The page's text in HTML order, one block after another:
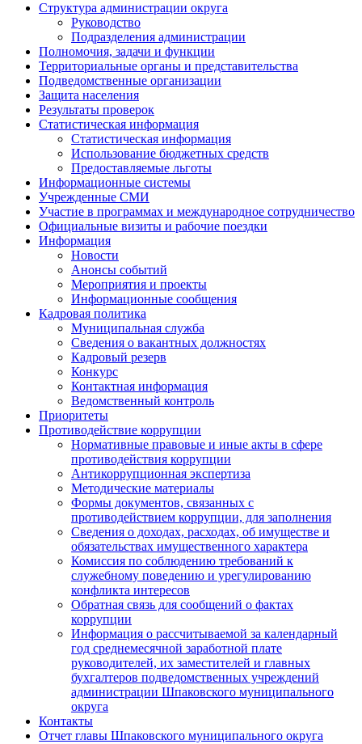
Структура администрации округа
Руководство
Подразделения администрации
Полномочия, задачи и функции
Территориальные органы и представительства
Подведомственные организации
Защита населения
Результаты проверок
Статистическая информация
Статистическая информация
Использование бюджетных средств
Предоставляемые льготы
Информационные системы
Учрежденные СМИ
Участие в программах и международное сотрудничество
Официальные визиты и рабочие поездки
Информация
Новости
Анонсы событий
Мероприятия и проекты
Информационные сообщения
Кадровая политика
Муниципальная служба
Сведения о вакантных должностях
Кадровый резерв
Конкурс
Контактная информация
Ведомственный контроль
Приоритеты
Противодействие коррупции
Нормативные правовые и иные акты в сфере
противодействия коррупции
Антикоррупционная экспертиза
Методические материалы
Формы документов, связанных с
противодействием коррупции, для заполнения
Сведения о доходах, расходах, об имуществе и
обязательствах имущественного характера
Комиссия по соблюдению требований к
служебному поведению и урегулированию
конфликта интересов
Обратная связь для сообщений о фактах
коррупции
Информация о рассчитываемой за календарный
год среднемесячной заработной плате
руководителей, их заместителей и главных
бухгалтеров подведомственных учреждений
администрации Шпаковского муниципального
округа
Контакты
Отчет главы Шпаковского муниципального округа